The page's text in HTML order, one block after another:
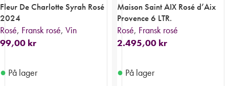
Fleur De Charlotte Syrah Rosé
2024
Rosé, Fransk rosé, Vin
99,00 kr
● På lager
Maison Saint AIX Rosé d’Aix
Provence 6 LTR.
Rosé, Fransk rosé
2.495,00 kr
● På lager